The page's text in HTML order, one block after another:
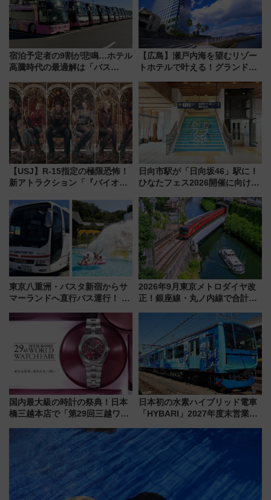
宿泊予定者の9割が悲鳴…ホテル
高騰時代の最適解は「バス
した、推し活遠征や観光時のリ
アルな懐事情
【広島】瀬戸内海を望むリゾー
トホテルで叶える！グランドプ
ディング＆カジュアルパーティ
ープラン
【USJ】R-15指定の極限恐怖！
新アトラクション「『バイオハ
ブ」今秋登場 ―予測不能の恐
怖に泣き叫べ―
日向市駅が「日向坂46」駅に！
ひなたフェス2026開催に向けJR
全力応援 夜行列車「ドリーム
おひさま号」も走る
東京八重洲・バスタ新宿からサ
マーランドへ直行バス運行！ お
推し活を楽しもう！（2026年
2026年9月東京メトロダイヤ改
正！銀座線・丸ノ内線で合計
国内最大級の時計の祭典！日本
橋三越本店で「第29回三越ワー
【2026年8月5日～25日】
日本初の水素ハイブリッド電車
「HYBARI」2027年度末営業運
で水素利活用が加速